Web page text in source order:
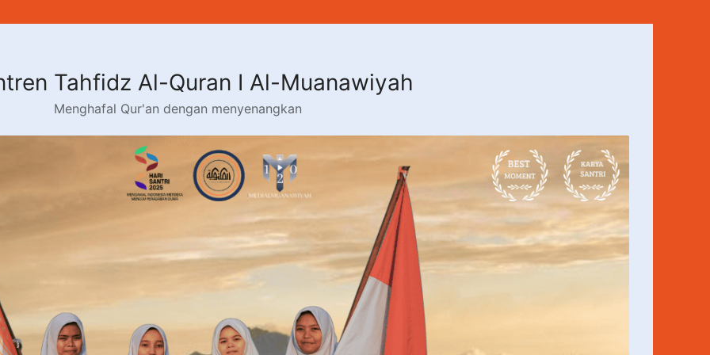
Tahfidz Al-Quran I Al-Muanawiyah
Menghafal Qur'an dengan menyenangkan